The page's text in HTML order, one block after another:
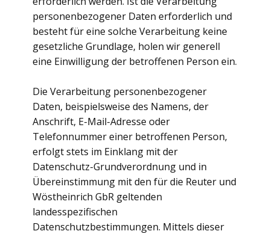
personenbezogener Daten erforderlich und
besteht für eine solche Verarbeitung keine
gesetzliche Grundlage, holen wir generell
eine Einwilligung der betroffenen Person ein.
Die Verarbeitung personenbezogener
Daten, beispielsweise des Namens, der
Anschrift, E-Mail-Adresse oder
Telefonnummer einer betroffenen Person,
erfolgt stets im Einklang mit der
Datenschutz-Grundverordnung und in
Übereinstimmung mit den für die Reuter und
Wöstheinrich GbR geltenden
landesspezifischen
Datenschutzbestimmungen. Mittels dieser